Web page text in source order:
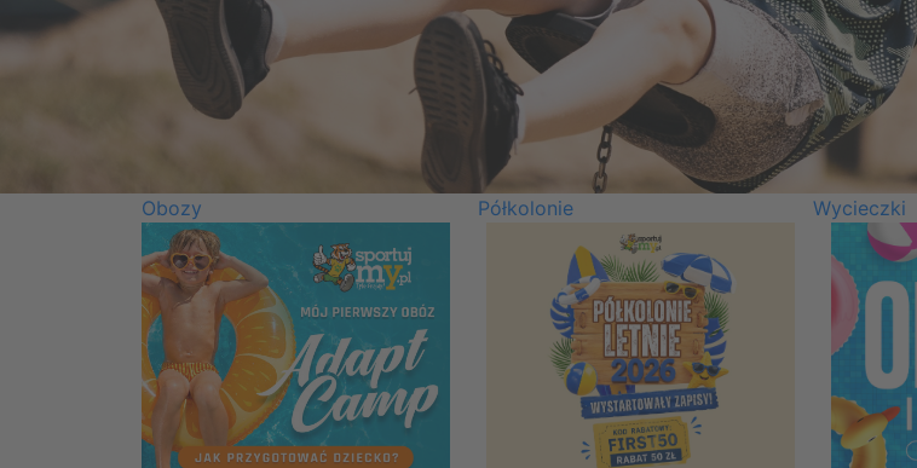
Obozy Półkolonie Wycieczki